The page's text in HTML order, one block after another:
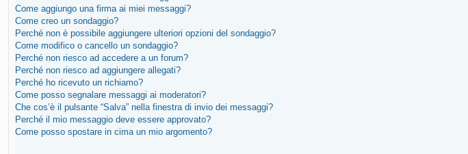
Come aggiungo una firma ai miei messaggi?
Come creo un sondaggio?
Perché non è possibile aggiungere ulteriori opzioni del sondaggio?
Come modifico o cancello un sondaggio?
Perché non riesco ad accedere a un forum?
Perché non riesco ad aggiungere allegati?
Perché ho ricevuto un richiamo?
Come posso segnalare messaggi ai moderatori?
Che cos’è il pulsante “Salva” nella finestra di invio dei messaggi?
Perché il mio messaggio deve essere approvato?
Come posso spostare in cima un mio argomento?